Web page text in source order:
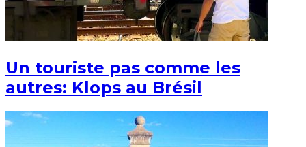
Un touriste pas comme les
autres: Klops au Brésil